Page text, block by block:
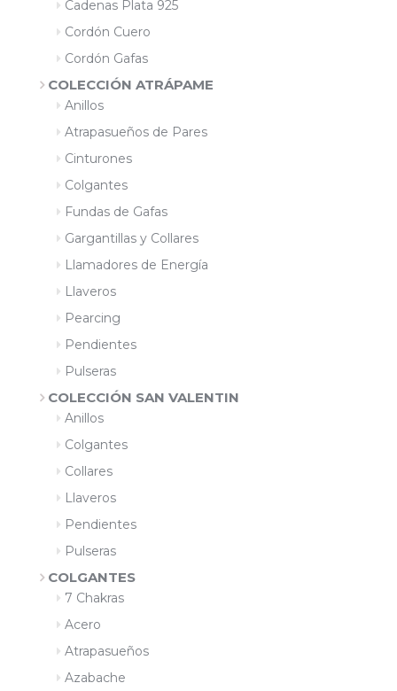
Cadenas Plata 925
Cordón Cuero
Cordón Gafas
COLECCIÓN ATRÁPAME
Anillos
Atrapasueños de Pares
Cinturones
Colgantes
Fundas de Gafas
Gargantillas y Collares
Llamadores de Energía
Llaveros
Pearcing
Pendientes
Pulseras
COLECCIÓN SAN VALENTIN
Anillos
Colgantes
Collares
Llaveros
Pendientes
Pulseras
COLGANTES
7 Chakras
Acero
Atrapasueños
Azabache